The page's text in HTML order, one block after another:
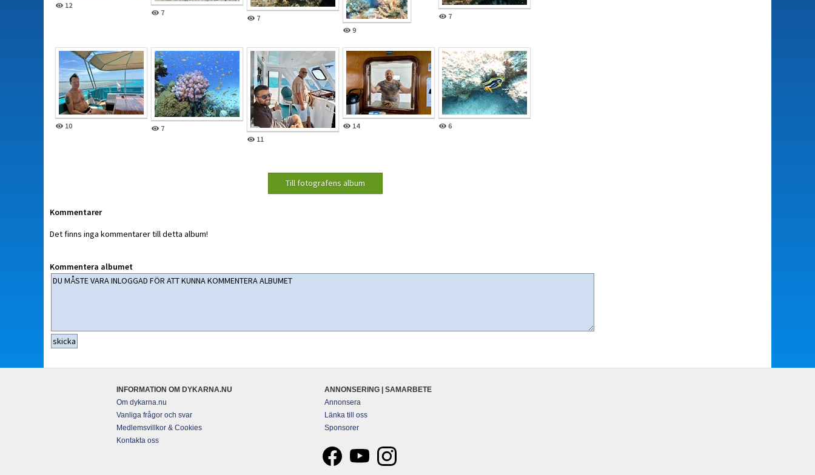
12
7
7
9
7
10
7
11
14 6
Kommentarer
Det finns inga kommentarer till detta album!
Kommentera albumet
INFORMATION OM DYKARNA.NU
Om dykarna.nu
Vanliga frågor och svar
Medlemsvillkor & Cookies
Kontakta oss
ANNONSERING | SAMARBETE
Annonsera
Länka till oss
Sponsorer